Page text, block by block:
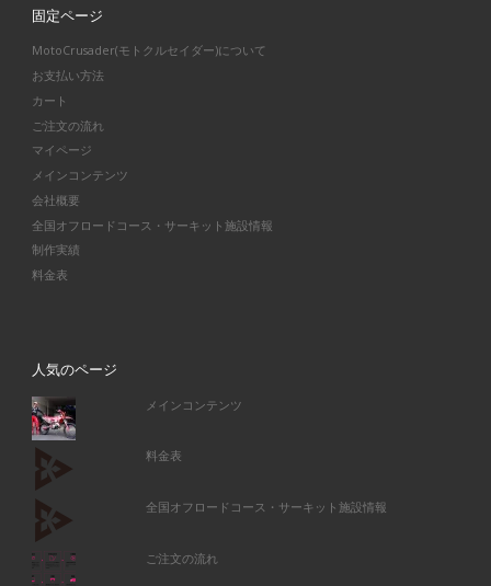
固定ページ
MotoCrusader(モトクルセイダー)について
お支払い方法
カート
ご注文の流れ
マイページ
メインコンテンツ
会社概要
全国オフロードコース・サーキット施設情報
制作実績
料金表
人気のページ
メインコンテンツ
料金表
全国オフロードコース・サーキット施設情報
ご注文の流れ